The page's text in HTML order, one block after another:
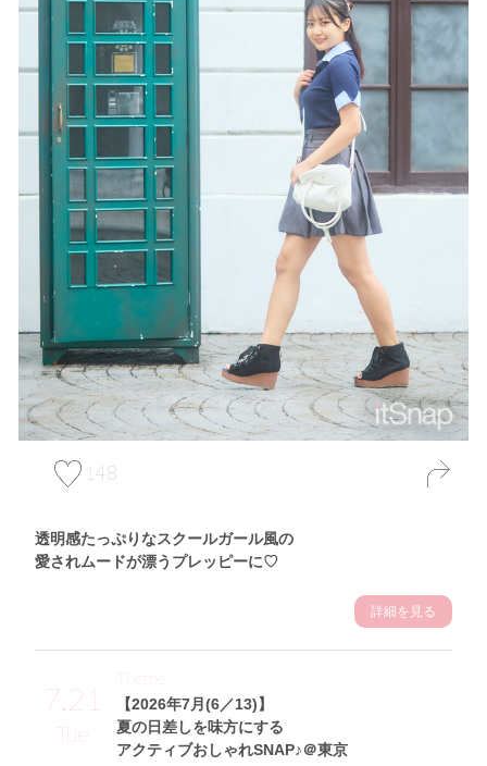
148
透明感たっぷりなスクールガール風の
愛されムードが漂うプレッピーに♡
詳細を見る
7.21
Tue
【2026年7月(6／13)】
夏の日差しを味方にする
アクティブおしゃれSNAP♪＠東京
Theme